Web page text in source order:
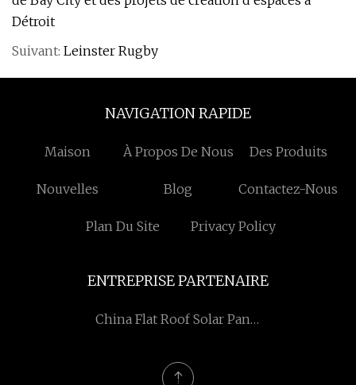
Détroit
Suivant: Leinster Rugby
NAVIGATION RAPIDE
Maison À Propos De Nous Des Produits
Nouvelles Blog Contactez-Nous
Plan Du Site Privacy Policy
ENTREPRISE PARTENAIRE
China Flat Roof Solar Panel